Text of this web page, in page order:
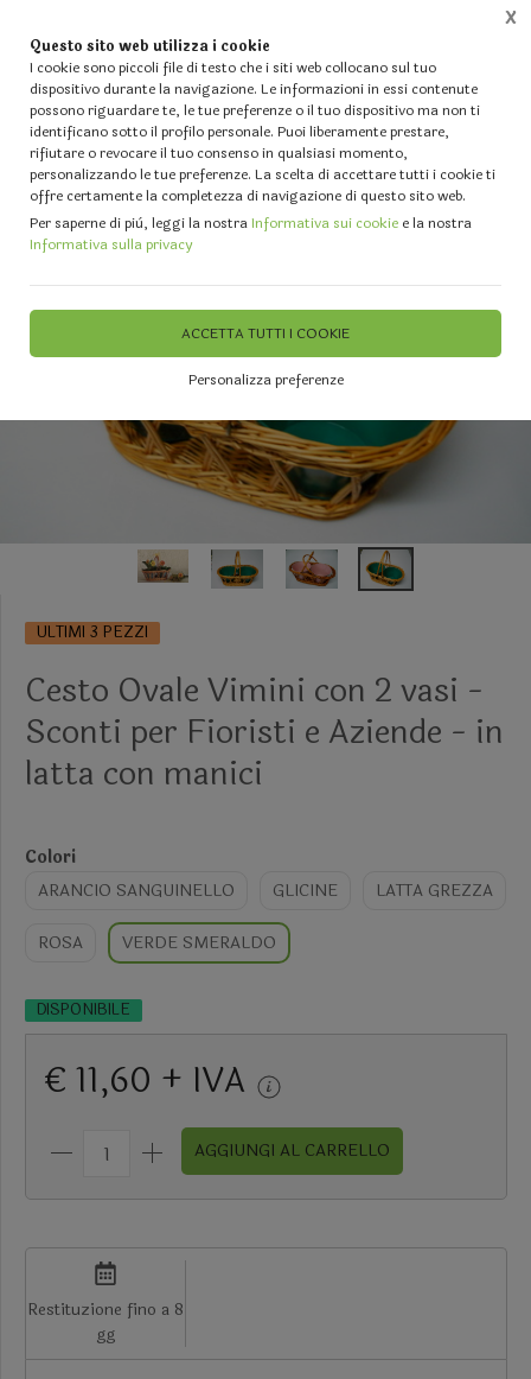
Questo sito web utilizza i cookie
I cookie sono piccoli file di testo che i siti web collocano sul tuo
dispositivo durante la navigazione. Le informazioni in essi contenute
possono riguardare te, le tue preferenze o il tuo dispositivo ma non ti
identificano sotto il profilo personale. Puoi liberamente prestare,
rifiutare o revocare il tuo consenso in qualsiasi momento,
personalizzando le tue preferenze. La scelta di accettare tutti i cookie ti
offre certamente la completezza di navigazione di questo sito web.
Per saperne di più, leggi la nostraInformativa sui cookie e la nostra
Informativa sulla privacy
ACCETTA TUTTI I COOKIE
Personalizza preferenze
X
Home Vetrina IL TUO NATALE - Alberi - Luci - Fiori artificiali - Palline e Decori diversi
ULTIMI 3 PEZZI
Cesto Ovale Vimini con 2 vasi -
Sconti per Fioristi e Aziende - in
latta con manici
Colori
ARANCIO SANGUINELLO
GLICINE LATTA GREZZA
ROSA VERDE SMERALDO
DISPONIBILE
€ 11,60 + IVA
AGGIUNGI AL CARRELLO
Restituzione fino a 8
gg